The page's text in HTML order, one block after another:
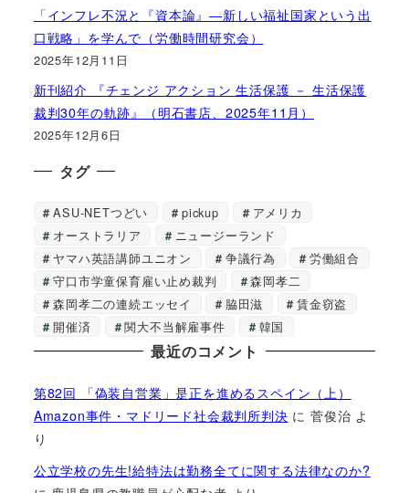
「インフレ不況と『資本論』―新しい福祉国家という出
口戦略」を学んで（労働時間研究会）
2025年12月11日
新刊紹介 『チェンジ アクション 生活保護 － 生活保護
裁判30年の軌跡』（明石書店、2025年11月）
2025年12月6日
タグ
ASU-NETつどい pickup
アメリカ
オーストラリア
ニュージーランド
ヤマハ英語講師ユニオン
争議行為
労働組合
守口市学童保育雇い止め裁判
森岡孝二
森岡孝二の連続エッセイ
脇田滋
賃金窃盗
開催済
関大不当解雇事件 韓国
最近のコメント
第82回 「偽装自営業」是正を進めるスペイン（上）
Amazon事件・マドリード社会裁判所判決 に菅俊治 よ
り
公立学校の先生!給特法は勤務全てに関する法律なのか?